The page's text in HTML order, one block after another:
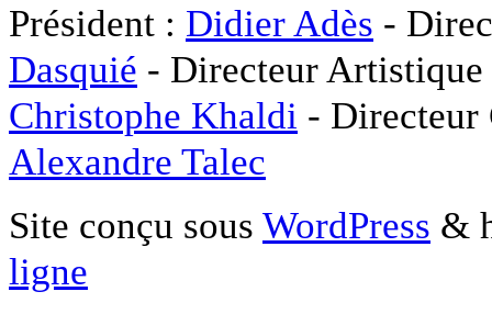
Président : Didier Adès -
Dasquié - Directeur
Christophe Khaldi -
Alexandre Talec
Site conçu sous WordPress &
ligne